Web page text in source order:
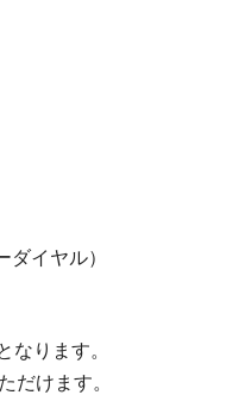
イヤル）
なります。
だけます。